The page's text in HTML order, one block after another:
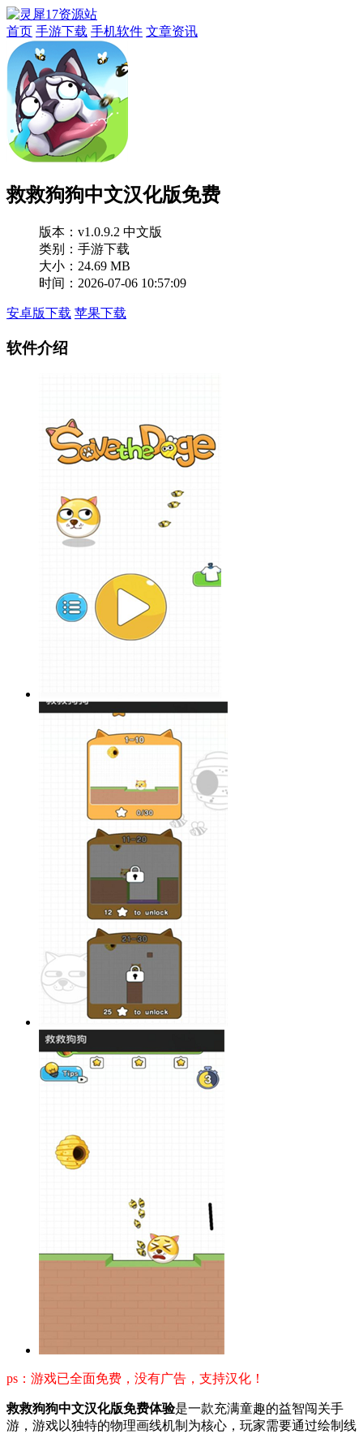
首页 手游下载 手机软件 文章资讯
救救狗狗中文汉化版免费
版本： v1.0.9.2 中文版
类别：手游下载
大小：24.69 MB
时间：2026-07-06 10:57:09
安卓版下载 苹果下载
软件介绍
ps：游戏已全面免费，没有广告，支持汉化！
救救狗狗中文汉化版免费体验是一款充满童趣的益智闯关手
游，游戏以独特的物理画线机制为核心，玩家需要通过绘制线